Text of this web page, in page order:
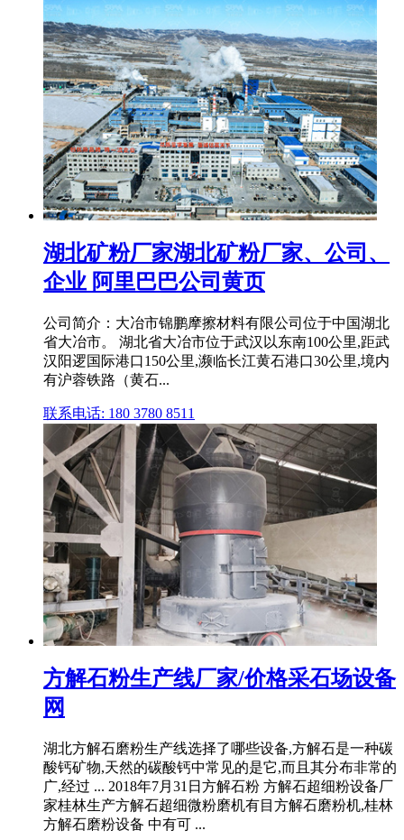
湖北矿粉厂家湖北矿粉厂家、公司、
企业 阿里巴巴公司黄页
公司简介：大冶市锦鹏摩擦材料有限公司位于中国湖北
省大冶市。 湖北省大冶市位于武汉以东南100公里,距武
汉阳逻国际港口150公里,濒临长江黄石港口30公里,境内
有沪蓉铁路（黄石...
联系电话: 180 3780 8511
方解石粉生产线厂家/价格采石场设备
网
湖北方解石磨粉生产线选择了哪些设备,方解石是一种碳
酸钙矿物,天然的碳酸钙中常见的是它,而且其分布非常的
广,经过 ... 2018年7月31日方解石粉 方解石超细粉设备厂
家桂林生产方解石超细微粉磨机有目方解石磨粉机,桂林
方解石磨粉设备 中有可 ...